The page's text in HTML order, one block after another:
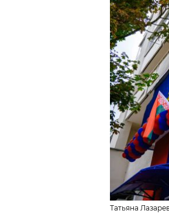
Татьяна